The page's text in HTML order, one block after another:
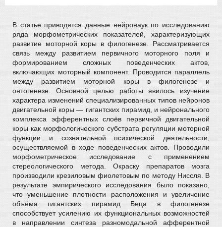
В статье приводятся данные нейронаук по исследованию
ряда морфометрических показателей, характеризующих
развитие моторной коры в филогенезе. Рассматривается
связь между развитием первичного моторного поля и
формированием сложных поведенческих актов,
включающих моторный компонент. Проводится параллель
между развитием моторной коры в филогенезе и
онтогенезе. Основной целью работы явилось изучение
характера изменений специализированных типов нейронов
двигательной коры — гигантских пирамид, и нейронального
комплекса эфферентных слоёв первичной двигательной
коры как морфологического субстрата регуляции моторной
функции и сознательной психической деятельности,
осуществляемой в ходе поведенческих актов. Проводили
морфометрическое исследование с применением
стереологического метода. Окраску препаратов мозга
производили крезиловым фиолетовым по методу Ниссля. В
результате эмпирического исследования было показано,
что уменьшение плотности расположения и увеличение
объёма гигантских пирамид Беца в филогенезе
способствует усилению их функциональных возможностей
в направлении синтеза разномодальной афферентной